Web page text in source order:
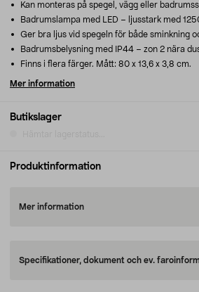
Butikslager
Kan monteras på spegel, vägg eller
Badrumslampa med LED – ljusstark med
Ger bra ljus vid spegeln för både sminkning
Badrumsbelysning med IP44 – zon 2 nära
Finns i flera färger. Mått: 80 x 13,6 x 3,8 cm.
Mer information
Produktinformation
Mer information
Specifikationer, dokument och ev.